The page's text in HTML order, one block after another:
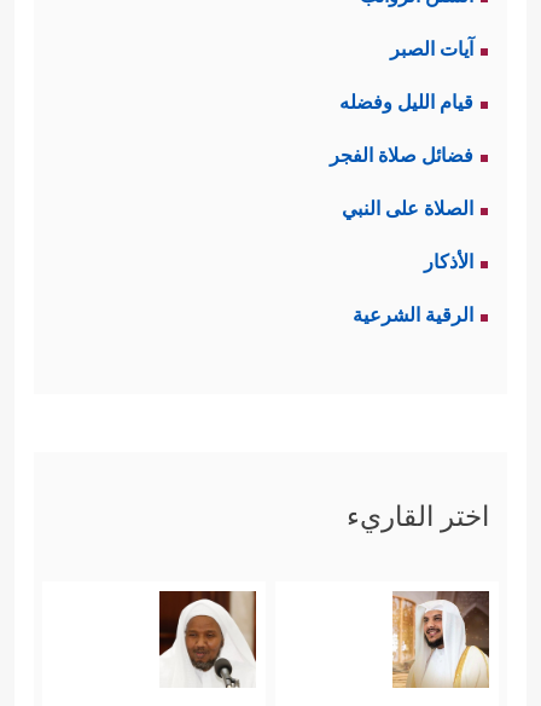
آيات الصبر
قيام الليل وفضله
فضائل صلاة الفجر
الصلاة على النبي
الأذكار
الرقية الشرعية
اختر القاريء